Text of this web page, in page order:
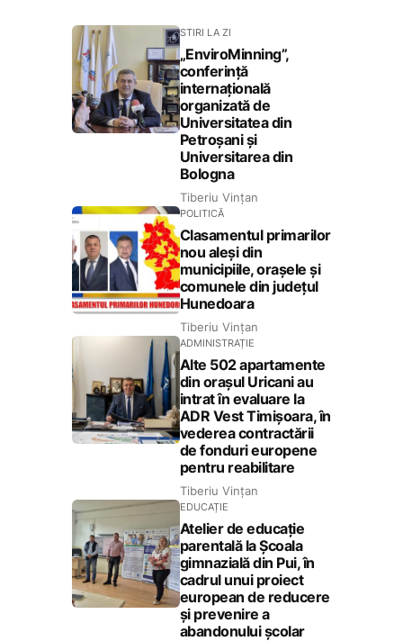
STIRI LA ZI
„EnviroMinning”,
conferință
internațională
organizată de
Universitatea din
Petroșani și
Universitarea din
Bologna
Tiberiu Vințan
POLITICĂ
Clasamentul primarilor
nou aleși din
municipiile, orașele și
comunele din județul
Hunedoara
Tiberiu Vințan
ADMINISTRAȚIE
Alte 502 apartamente
din orașul Uricani au
intrat în evaluare la
ADR Vest Timișoara, în
vederea contractării
de fonduri europene
pentru reabilitare
Tiberiu Vințan
EDUCAȚIE
Atelier de educație
parentală la Școala
gimnazială din Pui, în
cadrul unui proiect
european de reducere
și prevenire a
abandonului școlar